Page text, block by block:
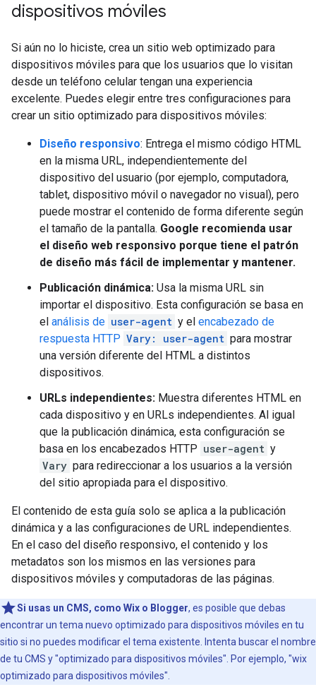
dispositivos móviles
Si aún no lo hiciste, crea un sitio web optimizado para
dispositivos móviles para que los usuarios que lo visitan
desde un teléfono celular tengan una experiencia
excelente. Puedes elegir entre tres configuraciones para
crear un sitio optimizado para dispositivos móviles:
Diseño responsivo: Entrega el mismo código HTML
en la misma URL, independientemente del
dispositivo del usuario (por ejemplo, computadora,
tablet, dispositivo móvil o navegador no visual), pero
puede mostrar el contenido de forma diferente según
el tamaño de la pantalla. Google recomienda usar
el diseño web responsivo porque tiene el patrón
de diseño más fácil de implementar y mantener.
Publicación dinámica: Usa la misma URL sin
importar el dispositivo. Esta configuración se basa en
el análisis de user-agent y el encabezado de
respuesta HTTP Vary: user-agent para mostrar
una versión diferente del HTML a distintos
dispositivos.
URLs independientes: Muestra diferentes HTML en
cada dispositivo y en URLs independientes. Al igual
que la publicación dinámica, esta configuración se
basa en los encabezados HTTP user-agent y
Vary para redireccionar a los usuarios a la versión
del sitio apropiada para el dispositivo.
El contenido de esta guía solo se aplica a la publicación
dinámica y a las configuraciones de URL independientes.
En el caso del diseño responsivo, el contenido y los
metadatos son los mismos en las versiones para
dispositivos móviles y computadoras de las páginas.
Si usas un CMS, como Wix o Blogger, es posible que debas
encontrar un tema nuevo optimizado para dispositivos móviles en tu
sitio si no puedes modificar el tema existente. Intenta buscar el nombre
de tu CMS y "optimizado para dispositivos móviles". Por ejemplo, "wix
optimizado para dispositivos móviles".